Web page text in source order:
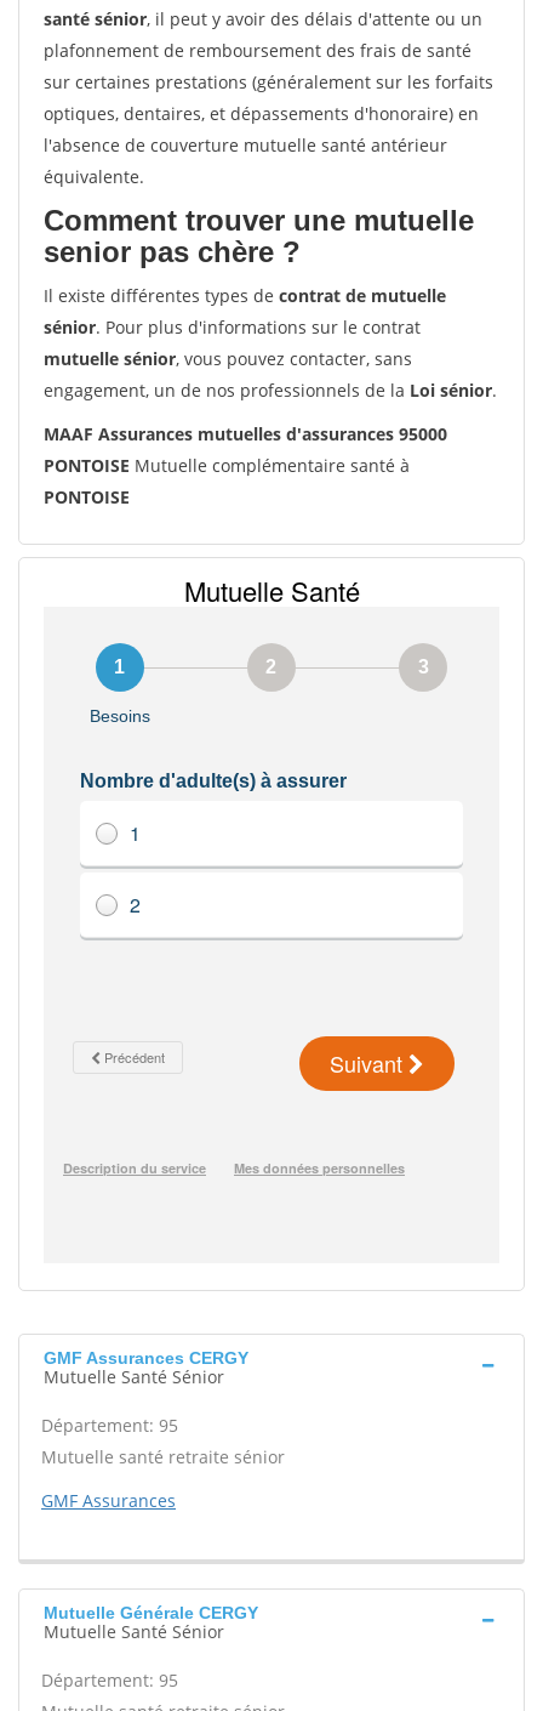
santé sénior, il peut y avoir des délais d'attente ou un
plafonnement de remboursement des frais de santé
sur certaines prestations (généralement sur les forfaits
optiques, dentaires, et dépassements d'honoraire) en
l'absence de couverture mutuelle santé antérieur
équivalente.
Comment trouver une mutuelle
senior pas chère ?
Il existe différentes types de contrat de mutuelle
sénior. Pour plus d'informations sur le contrat
mutuelle sénior, vous pouvez contacter, sans
engagement, un de nos professionnels de la Loi sénior.
MAAF Assurances mutuelles d'assurances 95000
PONTOISE Mutuelle complémentaire santé à
PONTOISE
GMF Assurances CERGY
Mutuelle Santé Sénior
Département: 95
Mutuelle santé retraite sénior
GMF Assurances
Mutuelle Générale CERGY
Mutuelle Santé Sénior
Département: 95